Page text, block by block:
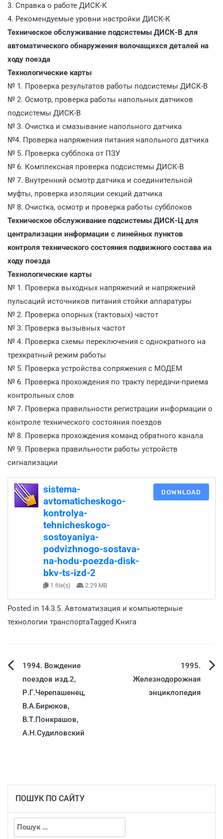
3. Справка о работе ДИСК-К
4. Рекомендуемые уровни настройки ДИСК-К
Техническое обслуживание подсистемы ДИСК-В для
автоматического обнаружения волочащихся деталей на
ходу поезда
Технологические карты
№ 1. Проверка результатов работы подсистемы ДИСК-В
№ 2. Осмотр, проверка работы напольных датчиков
подсистемы ДИСК-В
№ 3. Очистка и смазывание напольного датчика
№4. Проверка напряжения питания напольного датчика
№ 5. Проверка субблока от ПЗУ
№ 6. Комплексная проверка подсистемы ДИСК-В
№ 7. Внутренний осмотр датчика и соединительной
муфты, проверка изоляции секций датчика
№ 8. Очистка, осмотр и проверка работы субблоков
Техническое обслуживание подсистемы ДИСК-Ц для
централизации информации с линейных пунктов
контроля технического состояния подвижного состава иа
ходу поезда
Технологические карты
№ 1. Проверка выходных напряжений и напряжений
пульсаций источников питания стойки аппаратуры
№ 2. Проверка опорных (тактовых) частот
№ 3. Проверка вызывных частот
№ 4. Проверка схемы переключения с однократного на
трехкратный режим работы
№ 5. Проверка устройства сопряжения с МОДЕМ
№ 6. Проверка прохождения по тракту передачи-приема
контрольных слов
№ 7. Проверка правильности регистрации информации о
контроле технического состояния поездов
№ 8. Проверка прохождения команд обратного канала
№ 9. Проверка правильности работы устройств
сигнализации
sistema-
avtomaticheskogo-
kontrolya-
tehnicheskogo-
sostoyaniya-
podvizhnogo-sostava-
na-hodu-poezda-disk-
bkv-ts-izd-2
1 file(s) 2.29 MB
DOWNLOAD
Posted in 14.3.5. Автоматизация и компьютерные
технологии транспортаTagged Книга
1994. Вождение
поездов изд.2,
Р.Г.Черепашенец,
В.А.Бирюков,
В.Т.Понкрашов,
А.Н.Судиловский
1995.
Железнодорожная
энциклопедия
ПОШУК ПО САЙТУ